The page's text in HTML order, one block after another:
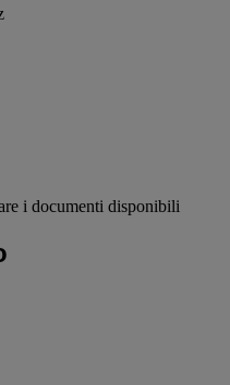
i documenti disponibili